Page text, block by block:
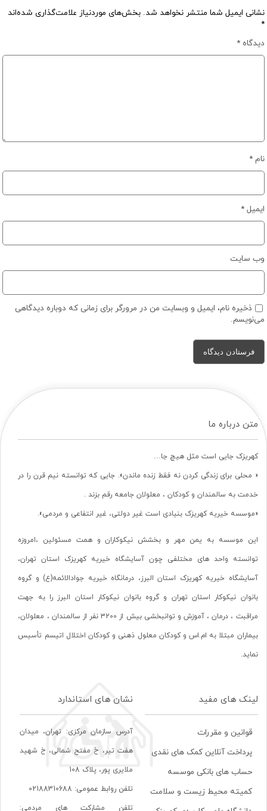
نشانی ایمیل شما منتشر نخواهد شد. بخش‌های موردنیاز علامت‌گذاری شده‌اند
*
دیدگاه*
نام*
ایمیل*
وب‌ سایت
ذخیره نام، ایمیل و وبسایت من در مرورگر برای زمانی که دوباره دیدگاهی
می‌نویسم.
متن درباره ما
کهریزک جایی است مثل هیچ جا…
« محلی برای زندگی کردن نه فقط زنده ماندن». جایی که توانسته نیم قرن را در
خدمت به سالمندان و کودکان ، معلولان جامعه رقم بزند .
«موسسه خیریه کهریزک بنیادی است غیر دولتی، غیر انتفاعی و مردمی».
این موسسه به یمن مهر و بخشش نیکوکاران و همت مسئولین ،امروزه
توانسته واحد های مختلفی چون آسایشگاه خیریه کهریزک استان تهران،
آسایشگاه خیریه کهریزک استان البرز، درمانگاه خیریه جوادالائمه(ع) و گروه
بانوان نیکوکار استان تهران و گروه بانوان نیکوکار استان البرز را به جهت
مراقبت ، درمان ، آموزش و توانبخشی بیش از 3200 نفر از سالمندان ، معلولان،
بیماران مبتلا به ام.اس و کودکان معلول ذهنی و کودکان اختلال اتیسم تأسیس
نماید.
لینک های مفید
قوانین و مقررات
پرداخت آنلاین کمک های نقدی
حساب های بانکی موسسه
کمیته محیط زیست و سلامت
نشان های استاندارد
آدرس سازمان مرکزی: تهران، ميدان
هفت تير، خ مفتح شمالی، خ شهيد
ملايری پور، پلاک 108
تلفن روابط عمومی: 02188310688
تلفن مشارکت های مردمی: